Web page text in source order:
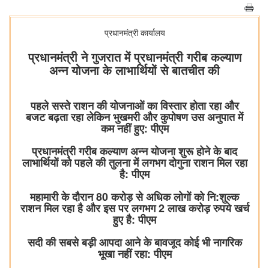
प्रधानमंत्री कार्यालय
प्रधानमंत्री ने गुजरात में प्रधानमंत्री गरीब कल्याण
अन्न योजना के लाभार्थियों से बातचीत की
पहले सस्ते राशन की योजनाओं का विस्तार होता रहा और
बजट बढ़ता रहा लेकिन भुखमरी और कुपोषण उस अनुपात में
कम नहीं हुए: पीएम
प्रधानमंत्री गरीब कल्याण अन्न योजना शुरू होने के बाद
लाभार्थियों को पहले की तुलना में लगभग दोगुना राशन मिल रहा
है: पीएम
महामारी के दौरान 80 करोड़ से अधिक लोगों को नि:शुल्क
राशन मिल रहा है और इस पर लगभग 2 लाख करोड़ रुपये खर्च
हुए है: पीएम
सदी की सबसे बड़ी आपदा आने के बावजूद कोई भी नागरिक
भूखा नहीं रहा: पीएम